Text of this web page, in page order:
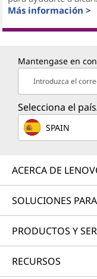
Más información >
Mantengase en
Introduzca el
Selecciona el
SPAIN
ACERCA DE
SOLUCIONES PARA
PRODUCTOS Y
RECURSOS